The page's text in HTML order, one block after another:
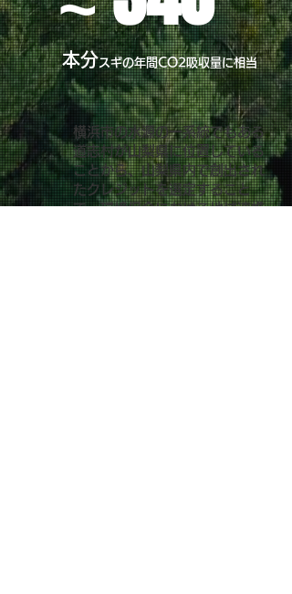
本分スギの年間CO2吸収量に相当
横浜市の水源の一系統でもある
道志村が山梨県に位置している
ことから、山梨県内で創出され
たクレジットを選定すること
で、環境保全における地域連携